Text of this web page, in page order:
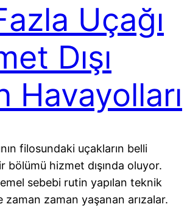
Uçağı
Dışı
Havayolları
filosundaki uçakların belli
bölümü hizmet dışında oluyor.
sebebi rutin yapılan teknik
zaman zaman yaşanan arızalar.